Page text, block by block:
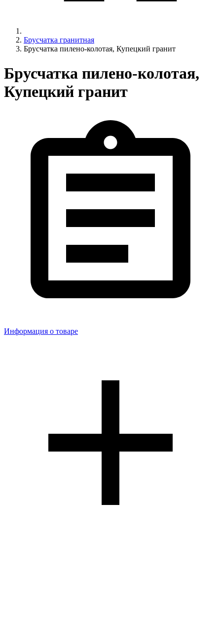
Брусчатка гранитная
Брусчатка пилено-колотая, Купецкий гранит
Брусчатка пилено-колотая,
Купецкий гранит
Информация о товаре